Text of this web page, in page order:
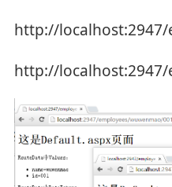
http://
http://